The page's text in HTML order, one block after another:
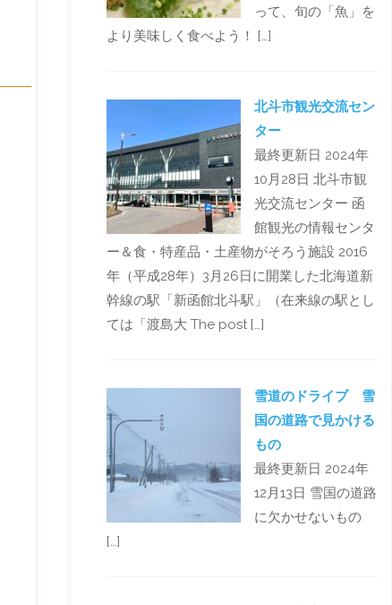
って、旬の「魚」を
より美味しく食べよう！ […]
北斗市観光交流セン
ター
最終更新日 2024年
10月28日 北斗市観
光交流センター 函
館観光の情報センタ
ー＆食・特産品・土産物がそろう施設 2016
年（平成28年）3月26日に開業した北海道新
幹線の駅「新函館北斗駅」（在来線の駅とし
ては「渡島大 The post […]
雪道のドライブ 雪
国の道路で見かける
もの
最終更新日 2024年
12月13日 雪国の道路
に欠かせないもの
[…]